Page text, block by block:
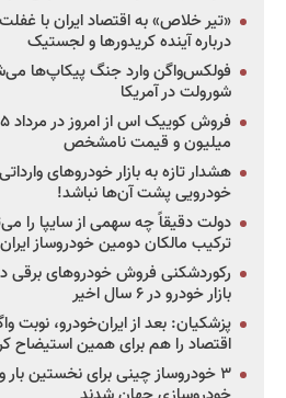
«تیر خلاص» به اقتصاد ایران با
درباره آینده کریدورها و لجستیک
فولکس‌واگن وارد جنگ پیکاپ‌ها
شورولت در آمریکا
میلیون و قیمت نامشخص
هشدار تازه به بازار خودروهای
خودرویی پشت آن‌ها نباشد!
دولت دقیقاً چه سهمی از سایپا را
ترکیب مالکان دومین خودروساز
رکوردشکنی فروش خودروهای برقی
بازار خودرو در ۶ سال اخیر
پزشکیان: بعد از ایران‌خودرو، نوبت
اقتصاد را هم برای همین استیضاح